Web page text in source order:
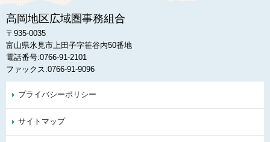
高岡地区広域圏事務組合
〒935-0035
富山県氷見市上田子字笹谷内50番地
電話番号:0766-91-2101
ファックス:0766-91-9096
プライバシーポリシー
サイトマップ